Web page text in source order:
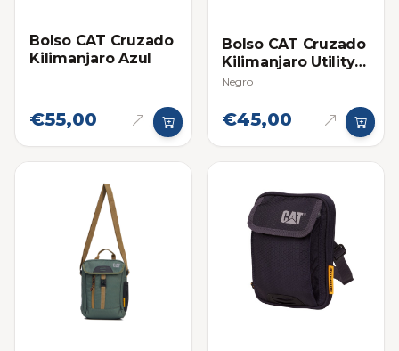
Bolso CAT Cruzado
Kilimanjaro Azul
€55,00
Bolso CAT Cruzado
Kilimanjaro Utility
Bag
Negro
€45,00